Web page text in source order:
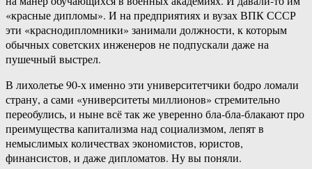
«красные дипломы». И на предприятиях и вузах ВПК СССР
эти «краснодипломники» занимали должности, к которым
обычных советских инженеров не подпускали даже на
пушечный выстрел.
В лихолетье 90-х именно эти университетчики бодро ломали
страну, а сами «университеты миллионов» стремительно
переобулись, и ныне всё так же уверенно бла-бла-блакают про
преимущества капитализма над социализмом, лепят в
немыслимых количествах экономистов, юристов,
финансистов, и даже дипломатов. Ну вы поняли.